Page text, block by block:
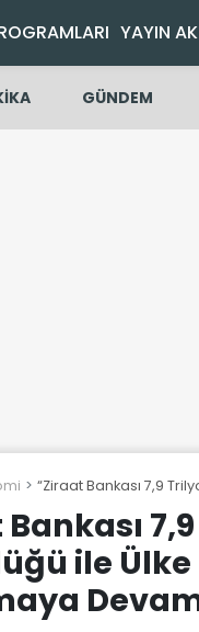
YAYIN
GÜNDEM
“Ziraat Bankası 7,9
ile